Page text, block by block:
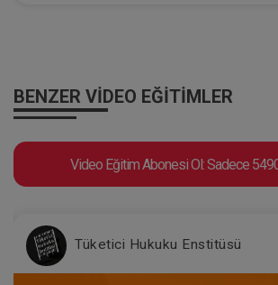
BENZER VIDEO EĞITIMLER
Video Eğitim Abonesi Ol: Sadece 5490
Tüketici Hukuku Enstitüsü